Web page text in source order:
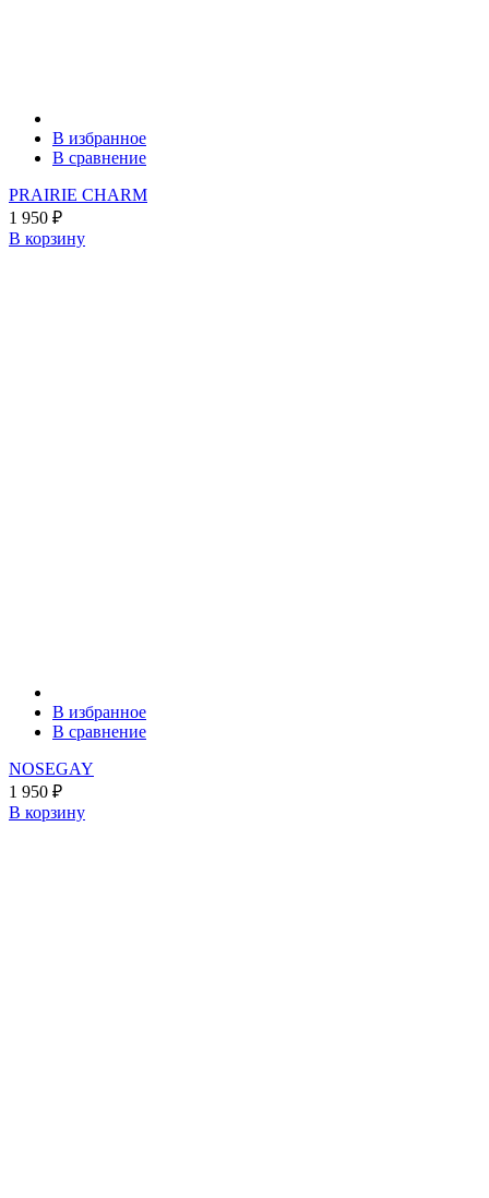
В избранное
В сравнение
PRAIRIE CHARM
1 950 ₽
В корзину
В избранное
В сравнение
NOSEGAY
1 950 ₽
В корзину